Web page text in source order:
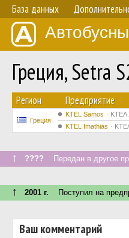
База данных
Греция, Setra
Регион Предприятие
Греция
KTEL Samos ΚΤΕΛ
KTEL Imathias
↑ ???? Передан в другое
↑ 2001 г. Поступил на
Ваш комментарий